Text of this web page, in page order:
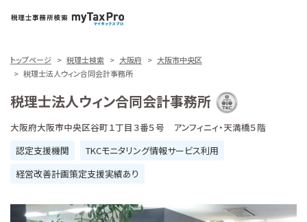
トップページ 税理士検索 大阪府
大阪市中央区
税理士法人ウィン合同会計事務所
税理士法人ウィン合同会計事務所
大阪府大阪市中央区谷町１丁目３番５号 アンフィニィ・天満橋５階
認定支援機関
TKCモニタリング情報サービス利用
経営改善計画策定支援実績あり